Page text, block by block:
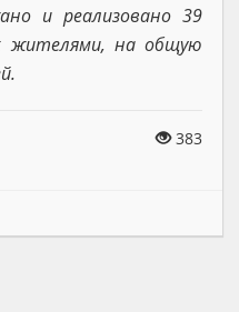
и реализовано 39
жителями, на общую
383